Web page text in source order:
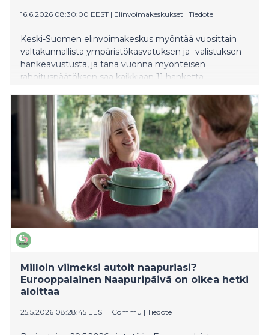
16.6.2026 08:30:00 EEST | Elinvoimakeskukset | Tiedote
Keski-Suomen elinvoimakeskus myöntää vuosittain
valtakunnallista ympäristökasvatuksen ja -valistuksen
hankeavustusta, ja tänä vuonna myönteisen
rahoituspäätöksen saa kaikkiaan 11 hanketta.
liikkumista, luonnonlukutaitoa ja toimintaa luonnon
puolesta. Hakemuksia tämän vuoden hakuun saatiin
yhteensä 75, ja määrärahaa oli käytettävissä noin
352 500 euroa.
Milloin viimeksi autoit naapuriasi?
Eurooppalainen Naapuripäivä on oikea hetki
aloittaa
25.5.2026 08:28:45 EEST | Commu | Tiedote